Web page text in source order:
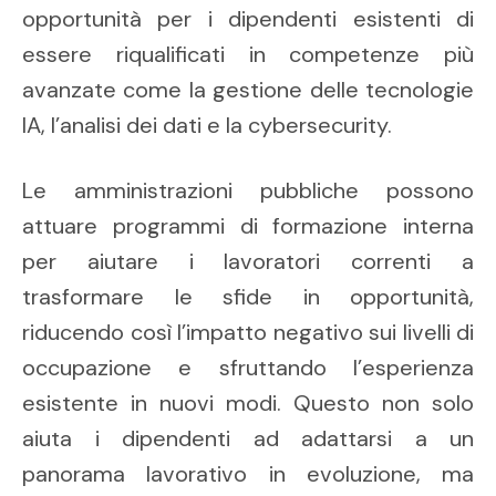
opportunità per i dipendenti esistenti di
essere riqualificati in competenze più
avanzate come la gestione delle tecnologie
IA, l’analisi dei dati e la cybersecurity.
Le amministrazioni pubbliche possono
attuare programmi di formazione interna
per aiutare i lavoratori correnti a
trasformare le sfide in opportunità,
riducendo così l’impatto negativo sui livelli di
occupazione e sfruttando l’esperienza
esistente in nuovi modi. Questo non solo
aiuta i dipendenti ad adattarsi a un
panorama lavorativo in evoluzione, ma